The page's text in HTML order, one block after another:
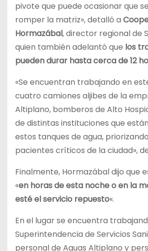
pivote que puede ocasionar que
romper la matriz», detalló a
Hormazábal, director regional de
quien también adelantó que los
pueden durar hasta cerca de 12
«Se encuentran trabajando en
cuatro camiones aljibes de la
Altiplano, bomberos de Alto
de distintas instituciones que
estos tanques de agua,
pacientes críticos de la ciudad»,
Finalmente, Hormazábal dijo que
«en horas de esta noche o en la
esté el servicio repuesto«.
En el lugar se encuentra
Superintendencia de Servicios
personal de Aguas Altiplano y